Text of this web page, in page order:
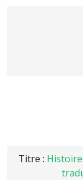
Titre :